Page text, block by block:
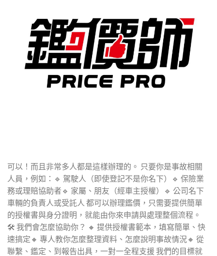
可以！而且非常多人都是這樣辦理的。 只要你是事故相關
人員，例如：🔹 駕駛人（即使登記不是你名下）🔹 保險業
務或理賠協助者🔹 家屬、朋友（經車主授權）🔹 公司名下
車輛的負責人或受託人 都可以辦理鑑價，只需要提供簡單
的授權書與身分證明，就能由你來申請與處理整個流程。
🛠️ 我們會怎麼協助你？ 🔸 提供授權書範本，填寫簡單、快
速搞定🔸 專人教你怎麼整理資料、怎麼說明事故情況🔸 從
聯繫、鑑定、到報告出具，一對一全程支援 我們的目標就